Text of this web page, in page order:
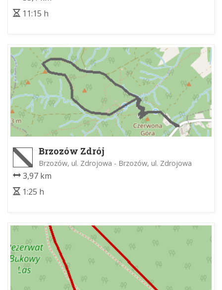
11:15 h
Brzozów Zdrój
Brzozów, ul. Zdrojowa - Brzozów, ul. Zdrojowa
3,97 km
1:25 h